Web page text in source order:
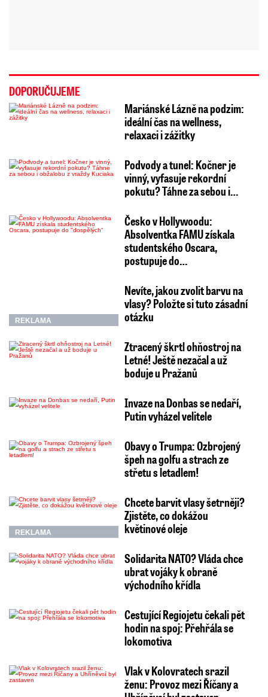
DOPORUČUJEME
Mariánské Lázně na podzim:
ideální čas na wellness,
relaxaci i zážitky
Podvody a tunel: Kočner je
vinný, vyfasuje rekordní
pokutu? Táhne za sebou i…
Česko v Hollywoodu:
Absolventka FAMU získala
studentského Oscara,
postupuje do…
REKLAMA
Nevíte, jakou zvolit barvu na
vlasy? Položte si tuto zásadní
otázku
Ztracený škrtl ohňostroj na
Letné! Ještě nezačal a už
boduje u Pražanů
Invaze na Donbas se nedaří,
Putin vyházel velitele
Obavy o Trumpa: Ozbrojený
špeh na golfu a strach ze
střetu s letadlem!
REKLAMA
Chcete barvit vlasy šetrněji?
Zjistěte, co dokážou
květinové oleje
Solidarita NATO? Vláda chce
ubrat vojáky k obraně
východního křídla
Cestující Regiojetu čekali pět
hodin na spoj: Přehřála se
lokomotiva
Vlak v Kolovratech srazil
ženu: Provoz mezi Říčany a